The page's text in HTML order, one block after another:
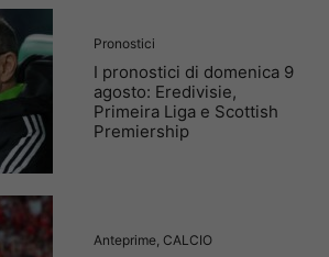
Pronostici
I pronostici di domenica 9
agosto: Eredivisie,
Primeira Liga e Scottish
Premiership
Anteprime, CALCIO